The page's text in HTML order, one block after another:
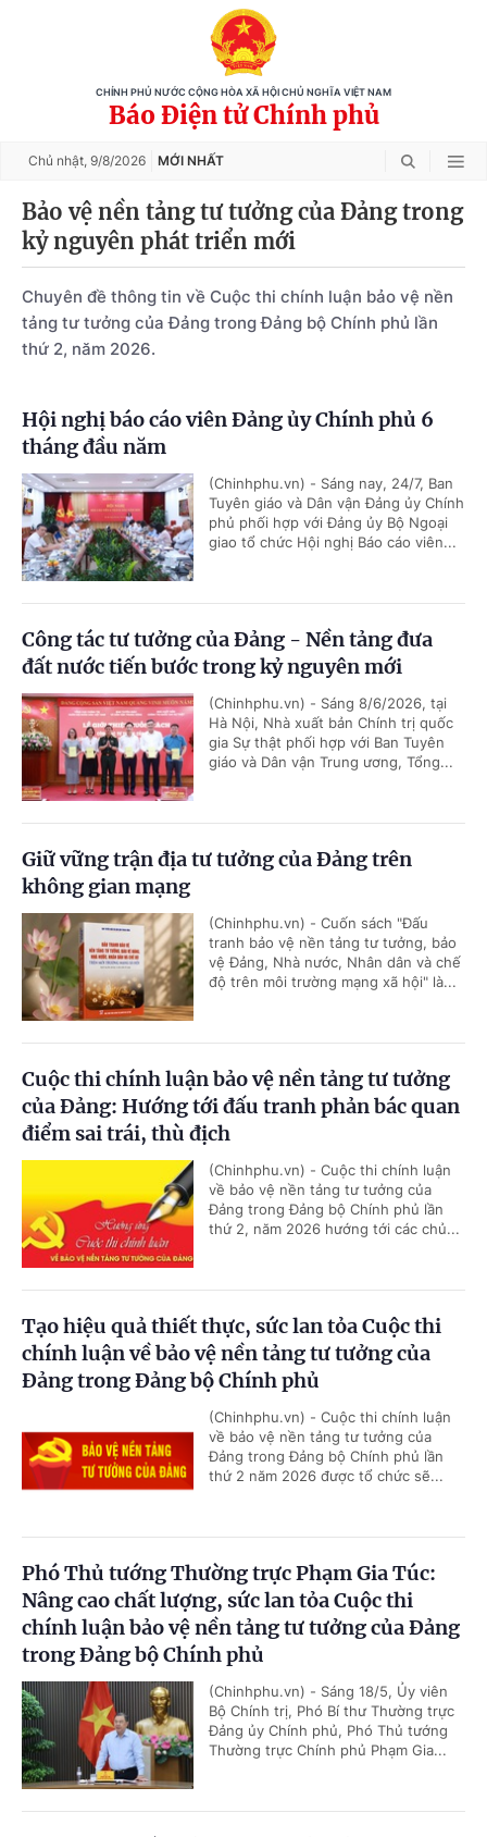
CHÍNH PHỦ NƯỚC CỘNG HÒA XÃ HỘI CHỦ NGHĨA VIỆT NAM
Báo Điện tử Chính phủ
Chủ nhật, 9/8/2026 MỚI NHẤT
Bảo vệ nền tảng tư tưởng của Đảng trong
kỷ nguyên phát triển mới
Chuyên đề thông tin về Cuộc thi chính luận bảo vệ nền
tảng tư tưởng của Đảng trong Đảng bộ Chính phủ lần
thứ 2, năm 2026.
Hội nghị báo cáo viên Đảng ủy Chính phủ 6
tháng đầu năm
(Chinhphu.vn) - Sáng nay, 24/7, Ban
Tuyên giáo và Dân vận Đảng ủy Chính
phủ phối hợp với Đảng ủy Bộ Ngoại
giao tổ chức Hội nghị Báo cáo viên...
Công tác tư tưởng của Đảng - Nền tảng đưa
đất nước tiến bước trong kỷ nguyên mới
(Chinhphu.vn) - Sáng 8/6/2026, tại
Hà Nội, Nhà xuất bản Chính trị quốc
gia Sự thật phối hợp với Ban Tuyên
giáo và Dân vận Trung ương, Tổng...
Giữ vững trận địa tư tưởng của Đảng trên
không gian mạng
(Chinhphu.vn) - Cuốn sách "Đấu
tranh bảo vệ nền tảng tư tưởng, bảo
vệ Đảng, Nhà nước, Nhân dân và chế
độ trên môi trường mạng xã hội" là...
Cuộc thi chính luận bảo vệ nền tảng tư tưởng
của Đảng: Hướng tới đấu tranh phản bác quan
điểm sai trái, thù địch
(Chinhphu.vn) - Cuộc thi chính luận
về bảo vệ nền tảng tư tưởng của
Đảng trong Đảng bộ Chính phủ lần
thứ 2, năm 2026 hướng tới các chủ...
Tạo hiệu quả thiết thực, sức lan tỏa Cuộc thi
chính luận về bảo vệ nền tảng tư tưởng của
Đảng trong Đảng bộ Chính phủ
(Chinhphu.vn) - Cuộc thi chính luận
về bảo vệ nền tảng tư tưởng của
Đảng trong Đảng bộ Chính phủ lần
thứ 2 năm 2026 được tổ chức sẽ...
Phó Thủ tướng Thường trực Phạm Gia Túc:
Nâng cao chất lượng, sức lan tỏa Cuộc thi
chính luận bảo vệ nền tảng tư tưởng của Đảng
trong Đảng bộ Chính phủ
(Chinhphu.vn) - Sáng 18/5, Ủy viên
Bộ Chính trị, Phó Bí thư Thường trực
Đảng ủy Chính phủ, Phó Thủ tướng
Thường trực Chính phủ Phạm Gia...